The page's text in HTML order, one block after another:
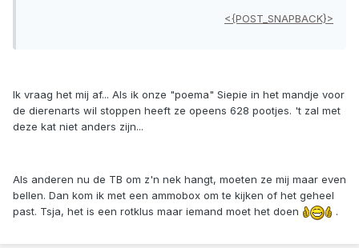
<{POST_SNAPBACK}>
Ik vraag het mij af... Als ik onze "poema" Siepie in het mandje voor
de dierenarts wil stoppen heeft ze opeens 628 pootjes. 't zal met
deze kat niet anders zijn...
Als anderen nu de TB om z'n nek hangt, moeten ze mij maar even
bellen. Dan kom ik met een ammobox om te kijken of het geheel
past. Tsja, het is een rotklus maar iemand moet het doen
.